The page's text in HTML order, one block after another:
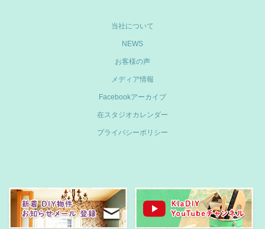
当社について
NEWS
お客様の声
メディア情報
Facebookアーカイブ
在スタジオカレンダー
プライバシーポリシー